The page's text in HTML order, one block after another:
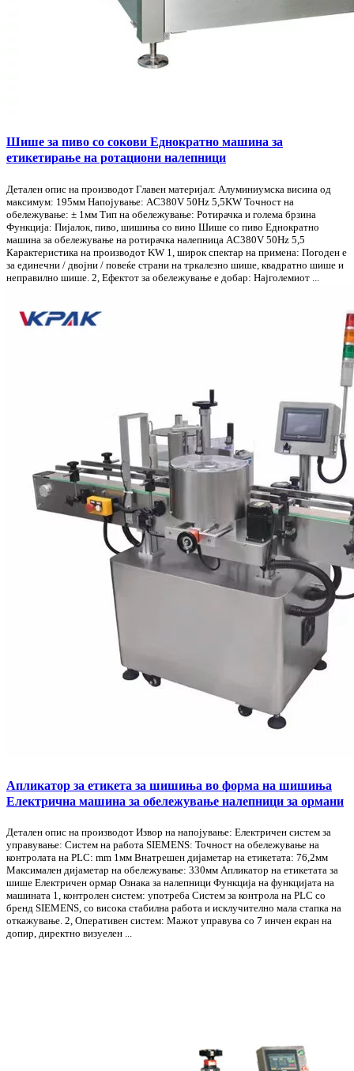
Шише за пиво со сокови Еднократно машина за
етикетирање на ротациони налепници
Детален опис на производот Главен материјал: Алуминиумска висина од
максимум: 195мм Напојување: AC380V 50Hz 5,5KW Точност на
обележување: ± 1мм Тип на обележување: Ротирачка и голема брзина
Функција: Пијалок, пиво, шишиња со вино Шише со пиво Еднократно
машина за обележување на ротирачка налепница AC380V 50Hz 5,5
Карактеристика на производот KW 1, широк спектар на примена: Погоден е
за единечни / двојни / повеќе страни на тркалезно шише, квадратно шише и
неправилно шише. 2, Ефектот за обележување е добар: Најголемиот ...
Апликатор за етикета за шишиња во форма на шишиња
Електрична машина за обележување налепници за ормани
Детален опис на производот Извор на напојување: Електричен систем за
управување: Систем на работа SIEMENS: Точност на обележување на
контролата на PLC: mm 1мм Внатрешен дијаметар на етикетата: 76,2мм
Максимален дијаметар на обележување: 330мм Апликатор на етикетата за
шише Електричен ормар Ознака за налепници Функција на функцијата на
машината 1, контролен систем: употреба Систем за контрола на PLC со
бренд SIEMENS, со висока стабилна работа и исклучително мала стапка на
откажување. 2, Оперативен систем: Мажот управува со 7 инчен екран на
допир, директно визуелен ...